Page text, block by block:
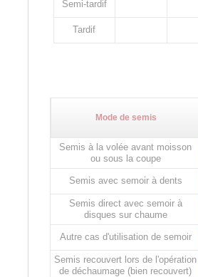
Semi-tardif
Tardif
Mode de semis
Semis à la volée avant moisson
ou sous la coupe
Semis avec semoir à dents
Semis direct avec semoir à
disques sur chaume
Autre cas d'utilisation de semoir
Semis recouvert lors de l'opération
de déchaumage (bien recouvert)